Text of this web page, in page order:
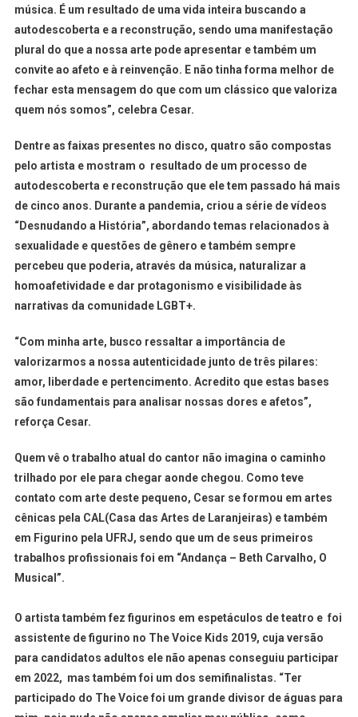
música. É um resultado de uma vida inteira buscando a
autodescoberta e a reconstrução, sendo uma manifestação
plural do que a nossa arte pode apresentar e também um
convite ao afeto e à reinvenção. E não tinha forma melhor de
fechar esta mensagem do que com um clássico que valoriza
quem nós somos”, celebra Cesar.
Dentre as faixas presentes no disco, quatro são compostas
pelo artista e mostram o resultado de um processo de
autodescoberta e reconstrução que ele tem passado há mais
de cinco anos. Durante a pandemia, criou a série de vídeos
“Desnudando a História”, abordando temas relacionados à
sexualidade e questões de gênero e também sempre
percebeu que poderia, através da música, naturalizar a
homoafetividade e dar protagonismo e visibilidade às
narrativas da comunidade LGBT+.
“Com minha arte, busco ressaltar a importância de
valorizarmos a nossa autenticidade junto de três pilares:
amor, liberdade e pertencimento. Acredito que estas bases
são fundamentais para analisar nossas dores e afetos”,
reforça Cesar.
Quem vê o trabalho atual do cantor não imagina o caminho
trilhado por ele para chegar aonde chegou. Como teve
contato com arte deste pequeno, Cesar se formou em artes
cênicas pela CAL(Casa das Artes de Laranjeiras) e também
em Figurino pela UFRJ, sendo que um de seus primeiros
trabalhos profissionais foi em “Andança – Beth Carvalho, O
Musical”.
O artista também fez figurinos em espetáculos de teatro e foi
assistente de figurino no The Voice Kids 2019, cuja versão
para candidatos adultos ele não apenas conseguiu participar
em 2022, mas também foi um dos semifinalistas. “Ter
participado do The Voice foi um grande divisor de águas para